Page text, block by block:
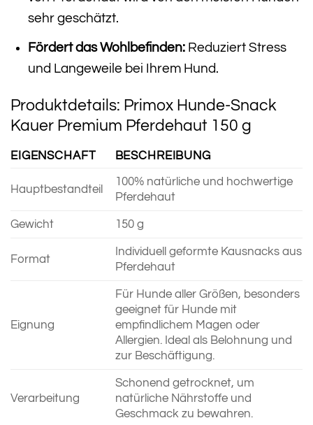
sehr geschätzt.
Fördert das Wohlbefinden:Reduziert Stress
und Langeweile bei Ihrem Hund.
Produktdetails: Primox Hunde-Snack
Kauer Premium Pferdehaut 150 g
EIGENSCHAFT BESCHREIBUNG
Hauptbestandteil
100% natürliche und hochwertige
Pferdehaut
Gewicht 150 g
Format
Individuell geformte Kausnacks aus
Pferdehaut
Eignung
Für Hunde aller Größen, besonders
geeignet für Hunde mit
empfindlichem Magen oder
Allergien. Ideal als Belohnung und
zur Beschäftigung.
Verarbeitung
Schonend getrocknet, um
natürliche Nährstoffe und
Geschmack zu bewahren.